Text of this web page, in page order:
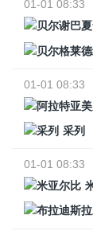
01-01 08:33
01-01 08:33
采列
01-01 08:33